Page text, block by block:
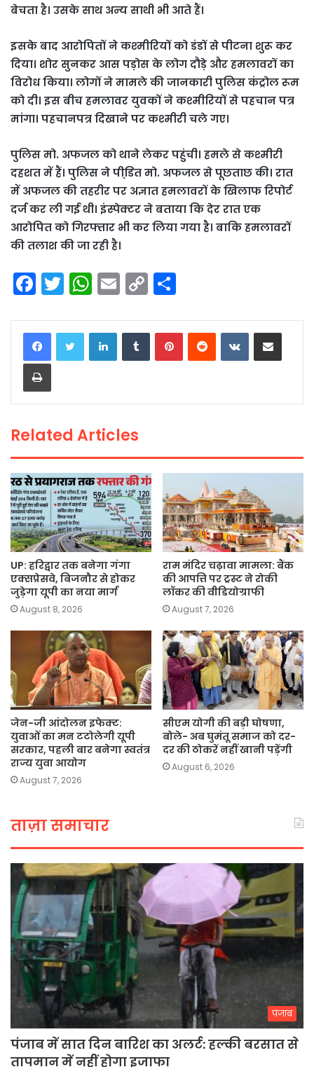
बेचता है। उसके साथ अन्य साथी भी आते हैं।
इसके बाद आरोपितों ने कश्‍म‍ीरियों को डंडों से पीटना शुरू कर
दिया। शोर सुनकर आस पड़ोस के लोग दौड़े और हमलावरों का
विरोध किया। लोगों ने मामले की जानकारी पुलिस कंट्रोल रूम
को दी। इस बीच हमलावर युवकों ने कश्मीरियों से पहचान पत्र
मांगा। पहचानपत्र दिखाने पर कश्मीरी चले गए।
पुलिस मो. अफजल को थाने लेकर पहुंची। हमले से कश्मीरी
दहशत में हैं। पुलिस ने पीडि़त मो. अफजल से पूछताछ की। रात
में अफजल की तहरीर पर अज्ञात हमलावरों के खिलाफ रिपोर्ट
दर्ज कर ली गई थी। इंस्पेक्टर ने बताया कि देर रात एक
आरोपित को गिरफ्तार भी कर लिया गया है। बाकि हमलावरों
की तलाश की जा रही है।
F
a
c
e
b
o
k
T
w
itt
er
W
h
a
ts
p
E
m
ai
C
o
p
n
ar
LinkedInTumblrPinterestReddit VKontakteShare via Email
Print
Related Articles
UP: हरिद्वार तक बनेगा गंगा
एक्सप्रेसवे, बिजनौर से होकर
जुड़ेगा यूपी का नया मार्ग
August 8, 2026
राम मंदिर चढ़ावा मामला: बैंक
की आपत्ति पर ट्रस्ट ने रोकी
लॉकर की वीडियोग्राफी
August 7, 2026
जेन-जी आंदोलन इफेक्ट:
युवाओं का मन टटोलेगी यूपी
सरकार, पहली बार बनेगा स्वतंत्र
राज्य युवा आयोग
August 7, 2026
सीएम योगी की बड़ी घोषणा,
बोले- अब घुमंतू समाज को दर-
दर की ठोकरें नहीं खानी पड़ेंगी
August 6, 2026
ताज़ा समाचार
पंजाब
पंजाब में सात दिन बारिश का अलर्ट: हल्की बरसात से
तापमान में नहीं होगा इजाफा